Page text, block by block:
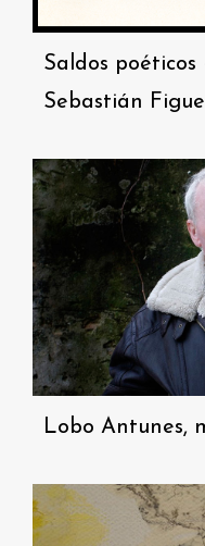
Saldos
Sebastián
Lobo Antunes,